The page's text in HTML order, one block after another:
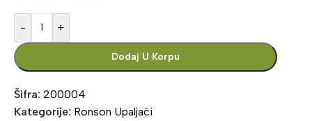
- +
Dodaj U Korpu
Šifra: 200004
Kategorije: Ronson Upaljači